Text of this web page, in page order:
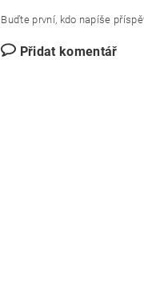
Buďte první, kdo napíše
Přidat komentář